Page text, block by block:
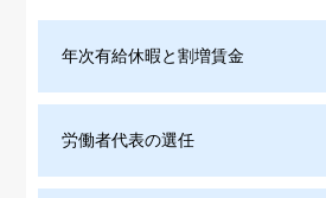
年次有給休暇と割増賃金
労働者代表の選任